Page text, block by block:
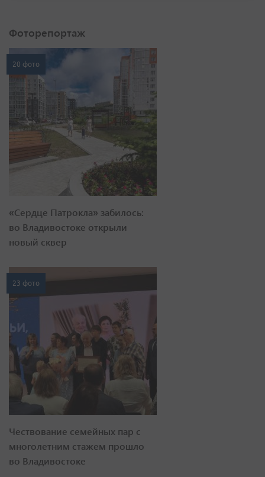
Фоторепортаж
20 фото
«Сердце Патрокла» забилось:
во Владивостоке открыли
новый сквер
23 фото
Чествование семейных пар с
многолетним стажем прошло
во Владивостоке